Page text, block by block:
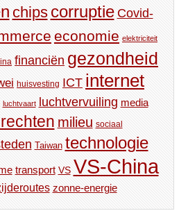
chips corruptie Covid-
economie elektriciteit
financiën gezondheid
huisvesting ICT internet
luchtvaart luchtvervuiling media
milieu sociaal
Taiwan technologie
transport VS VS-China
zonne-energie